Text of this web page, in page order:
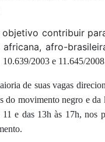
contribuir
afro-
10.639/2003 e 11.645/
de suas vagas
do movimento negro e
e das 13h às 17h, nos